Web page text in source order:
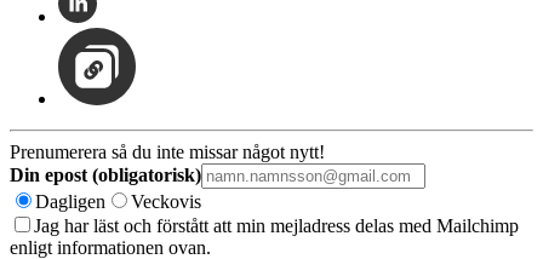
Prenumerera så du inte missar något nytt!
Din epost (obligatorisk)
Dagligen
Veckovis
Jag har läst och förstått att min mejladress delas med Mailchimp
enligt informationen ovan.